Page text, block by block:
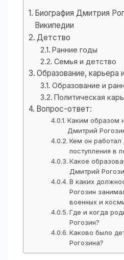
Биография Дмитрия
Википедии
Детство
Ранние годы
Семья и детство
Образование, карьера
Образование и
Политическая
Вопрос-ответ:
Каким образом
Дмитрий
Кем он работал
поступления в
Какое
Дмитрий
В каких
Рогозин
военных и
Где и когда
Рогозин?
Каково было
Рогозина?